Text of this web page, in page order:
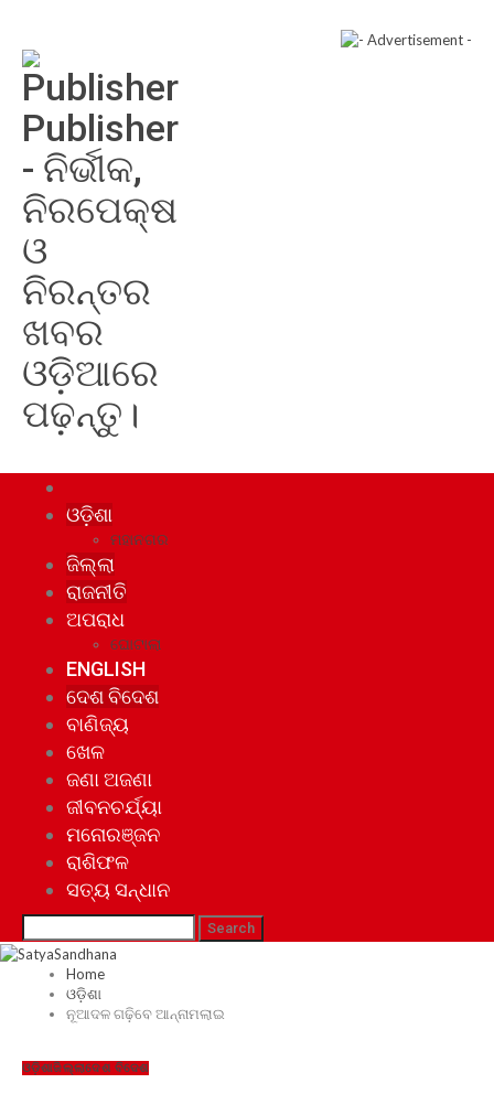
Publisher
- ନିର୍ଭୀକ,
ନିରପେକ୍ଷ
ଓ
ନିରନ୍ତର
ଖବର
ଓଡ଼ିଆରେ
ପଢ଼ନ୍ତୁ।
ଓଡ଼ିଶା
ମହାନଗର
ଜିଲ୍ଲା
ରାଜନୀତି
ଅପରାଧ
ଘୋଟାଲା
ENGLISH
ଦେଶ ବିଦେଶ
ବାଣିଜ୍ୟ
ଖେଳ
ଜଣା ଅଜଣା
ଜୀବନଚର୍ଯ୍ୟା
ମନୋରଞ୍ଜନ
ରାଶିଫଳ
ସତ୍ୟ ସନ୍ଧାନ
Home
ଓଡ଼ିଶା
ନୂଆଦଳ ଗଢ଼ିବେ ଆନ୍ନାମଲାଇ
ଓଡ଼ିଶାଜିଲ୍ଲାଦେଶ ବିଦେଶ